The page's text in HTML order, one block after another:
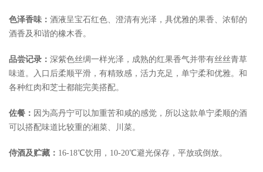
色泽香味： 酒液呈宝石红色、澄清有光泽，具优雅的果香、浓郁的
酒香及和谐的橡木香。
品尝记录： 深紫色丝绸一样光泽，成熟的红果香气并带有丝丝青草
味道。入口后柔顺平滑，有精致感，活力充足，单宁柔和优雅。和
各种红肉和芝士都能完美搭配。
佐餐： 因为高丹宁可以加重苦和咸的感觉，所以这款单宁柔顺的酒
可以搭配味道比较重的湘菜、川菜。
侍酒及贮藏： 16-18℃饮用，10-20℃避光保存，平放或倒放。